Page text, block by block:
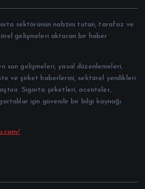
sektörünün nabzını tutan, tarafsız ve
gelişmeleri aktaran bir haber
son gelişmeleri, yasal düzenlemeleri,
ve şirket haberlerini, sektörel yenilikleri
Sigorta şirketleri, acenteler,
için güvenilir bir bilgi kaynağı